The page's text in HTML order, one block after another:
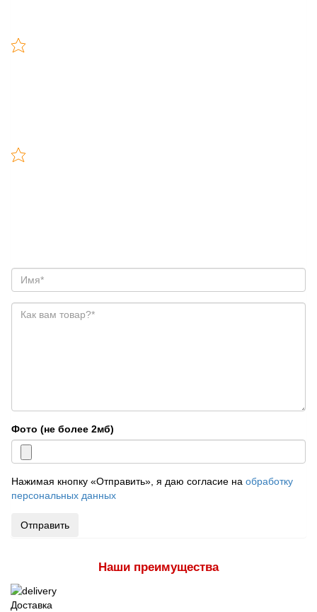
Фото (не более 2мб)
Нажимая кнопку «Отправить», я даю согласие на обработку
персональных данных
Отправить
Наши преимущества
Доставка